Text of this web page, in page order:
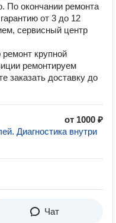
По окончании ремонта
от 3 до 12
сервисный центр
крупной
ремонтируем
заказать доставку до
от 1000 ₽
Диагностика внутри
Чат